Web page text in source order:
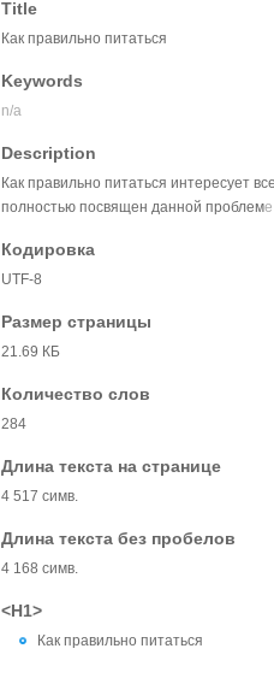
Title
Как правильно питаться
Keywords
n/a
Description
Как правильно питаться интересует
полностью посвящен данной проблем
Кодировка
UTF-8
Размер страницы
21.69 КБ
Количество слов
284
Длина текста на странице
4 517 симв.
Длина текста без пробелов
4 168 симв.
<H1>
Как правильно питаться